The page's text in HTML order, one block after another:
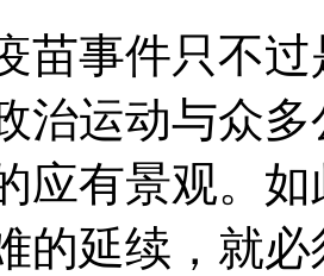
苗事件只不
治运动与众
应有景观。
的延续，就